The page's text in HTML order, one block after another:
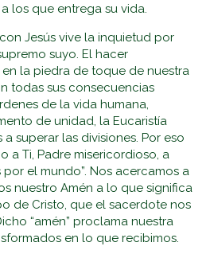
los que entrega su vida.
Jesús vive la inquietud por
suyo. El hacer
la piedra de toque de nuestra
todas sus consecuencias
de la vida humana,
de unidad, la Eucaristía
superar las divisiones. Por eso
a Ti, Padre misericordioso, a
el mundo”. Nos acercamos a
nuestro Amén a lo que significa
de Cristo, que el sacerdote nos
“amén” proclama nuestra
en lo que recibimos.